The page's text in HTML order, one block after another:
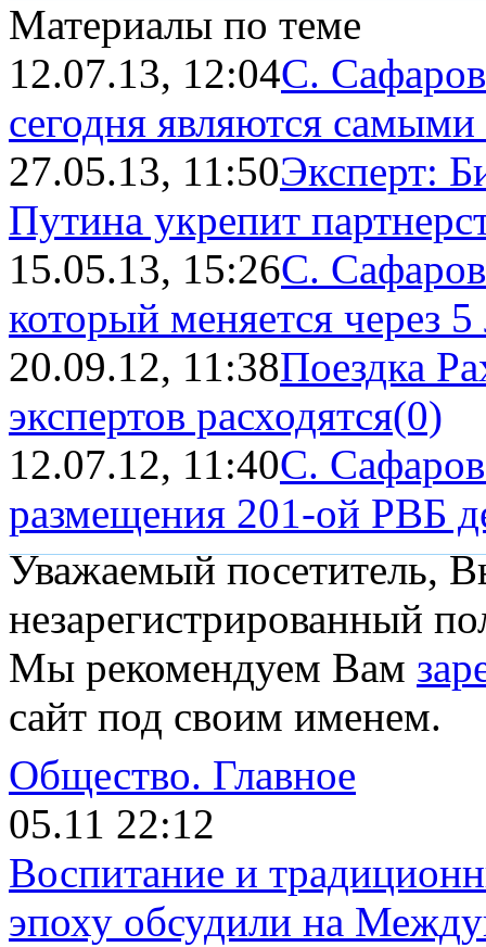
Материалы по теме
12.07.13, 12:04С.
сегодня являются
27.05.13, 11:50Эксперт:
Путина укрепит
15.05.13, 15:26С.
который меняется через 5
20.09.12, 11:38Поездка
экспертов расходятся(0)
12.07.12, 11:40С.
размещения 201-ой РВБ
Уважаемый посетитель,
незарегистрированный
Мы рекомендуем Вам
сайт под своим именем.
Общество. Главное
05.11 22:12
Воспитание и
эпоху обсудили на